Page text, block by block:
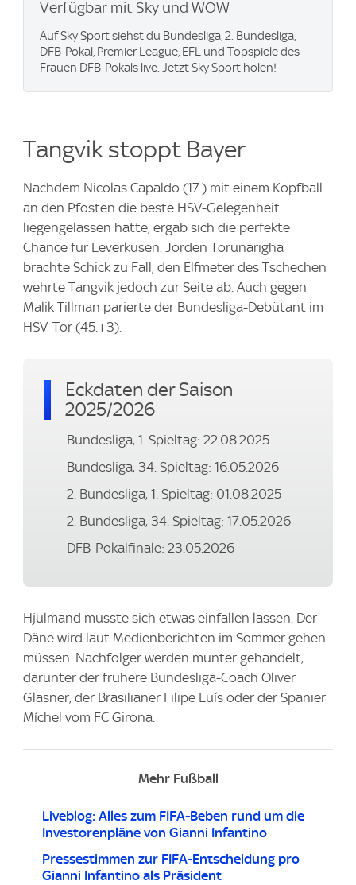
Verfügbar mit Sky und WOW
Auf Sky Sport siehst du Bundesliga, 2. Bundesliga,
DFB-Pokal, Premier League, EFL und Topspiele des
Frauen DFB-Pokals live. Jetzt Sky Sport holen!
Tangvik stoppt Bayer
Nachdem Nicolas Capaldo (17.) mit einem Kopfball
an den Pfosten die beste HSV-Gelegenheit
liegengelassen hatte, ergab sich die perfekte
Chance für Leverkusen. Jorden Torunarigha
brachte Schick zu Fall, den Elfmeter des Tschechen
wehrte Tangvik jedoch zur Seite ab. Auch gegen
Malik Tillman parierte der Bundesliga-Debütant im
HSV-Tor (45.+3).
Eckdaten der Saison
2025/2026
Bundesliga, 1. Spieltag: 22.08.2025
Bundesliga, 34. Spieltag: 16.05.2026
2. Bundesliga, 1. Spieltag: 01.08.2025
2. Bundesliga, 34. Spieltag: 17.05.2026
DFB-Pokalfinale: 23.05.2026
Hjulmand musste sich etwas einfallen lassen. Der
Däne wird laut Medienberichten im Sommer gehen
müssen. Nachfolger werden munter gehandelt,
darunter der frühere Bundesliga-Coach Oliver
Glasner, der Brasilianer Filipe Luís oder der Spanier
Míchel vom FC Girona.
Mehr Fußball
Liveblog: Alles zum FIFA-Beben rund um die
Investorenpläne von Gianni Infantino
Pressestimmen zur FIFA-Entscheidung pro
Gianni Infantino als Präsident